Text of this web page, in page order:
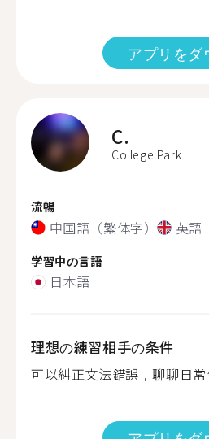
アプリをダ
C.
College Park
流暢
中国語（繁体字） 英語
学習中の言語
日本語
理想の練習相手の条件
可以糾正文法錯誤，聊聊日